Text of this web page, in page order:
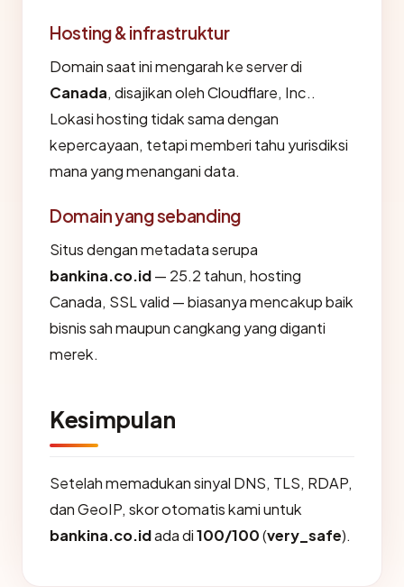
Hosting & infrastruktur
Domain saat ini mengarah ke server di
Canada, disajikan oleh Cloudflare, Inc..
Lokasi hosting tidak sama dengan
kepercayaan, tetapi memberi tahu yurisdiksi
mana yang menangani data.
Domain yang sebanding
Situs dengan metadata serupa
bankina.co.id— 25.2 tahun, hosting
Canada, SSL valid — biasanya mencakup baik
bisnis sah maupun cangkang yang diganti
merek.
Kesimpulan
Setelah memadukan sinyal DNS, TLS, RDAP,
dan GeoIP, skor otomatis kami untuk
bankina.co.idada di100/100(very_safe).